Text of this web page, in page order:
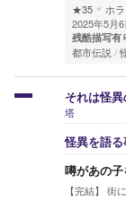
★35
ホ
2025年5月
残酷描写有
都市伝説
それは怪異
塔
怪異を語る
噂があの
【完結】 街